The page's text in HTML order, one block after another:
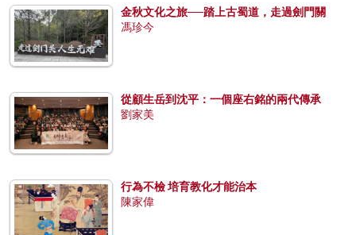
金秋文化之旅──踏上古蜀道，走過劍門關
馮珍今
從顧生岳到沈平：一個座右銘的兩代傳承
劉家美
行為不檢 培育教化才能治本
陳家偉